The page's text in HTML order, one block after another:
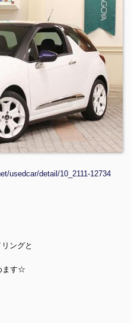
usedcar/detail/10_2111-12734
ングと
ます☆